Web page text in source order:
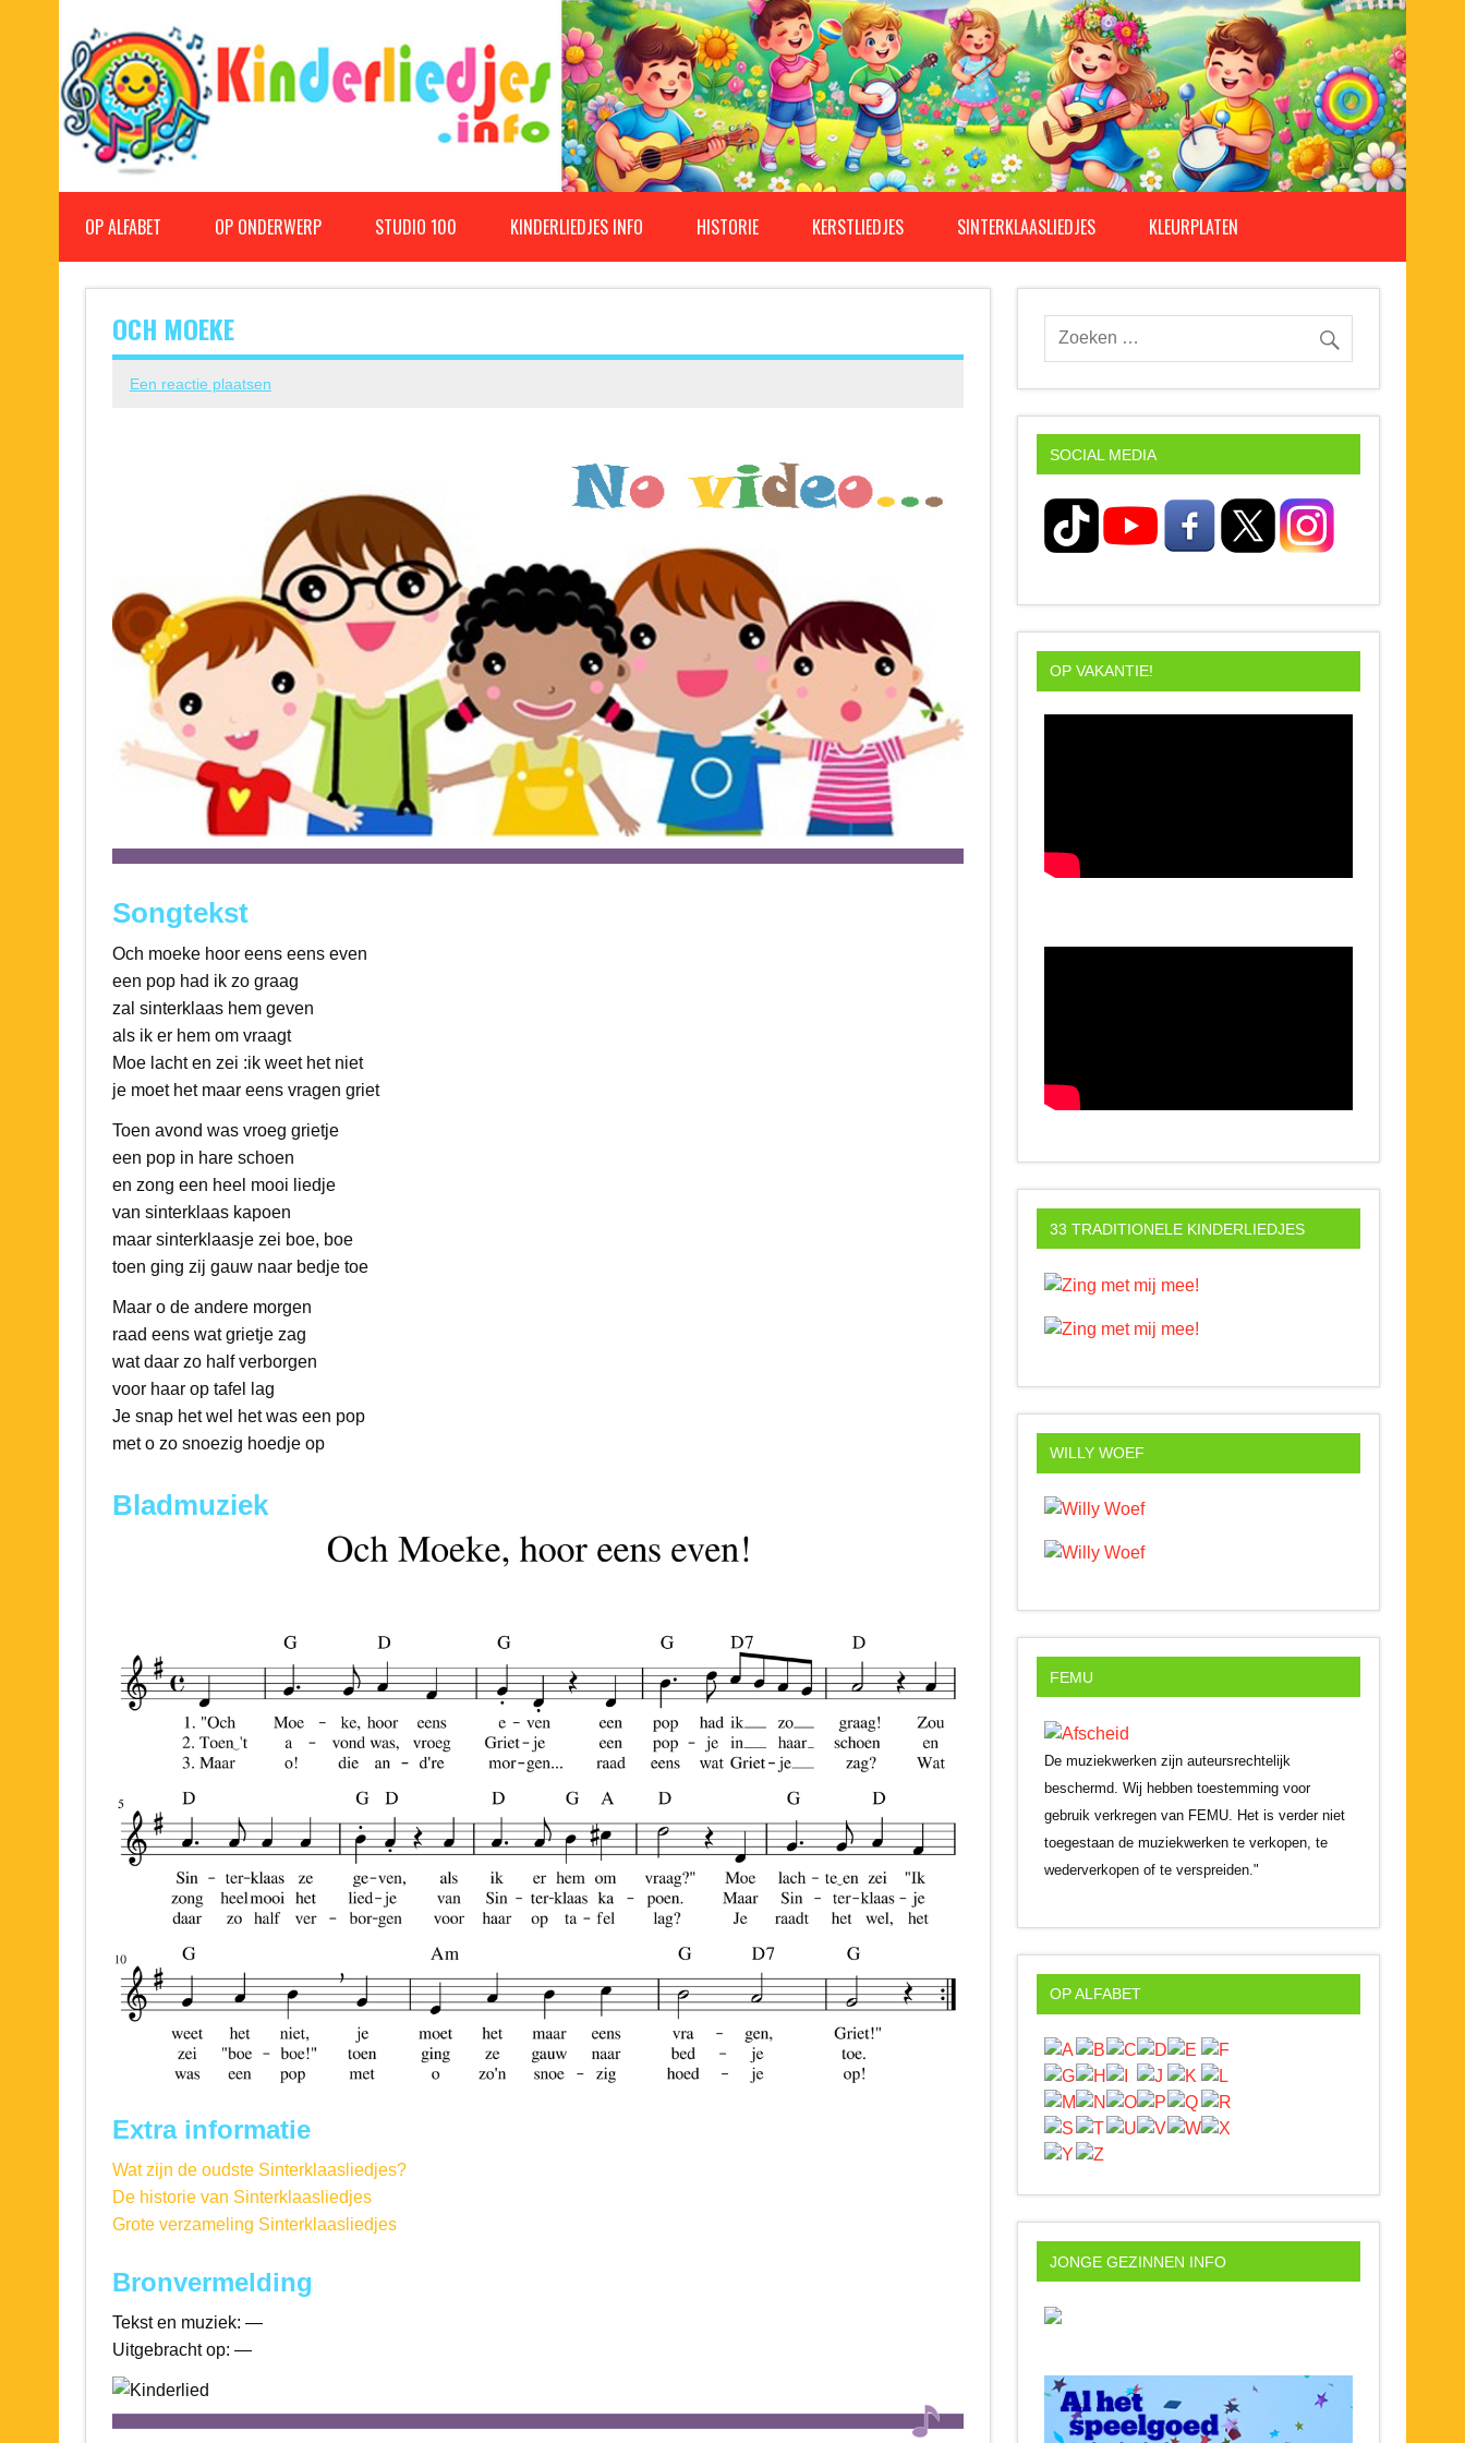
Kinderliedjes
OP ALFABET OP ONDERWERP STUDIO 100 KINDERLIEDJES INFO HISTORIE KERSTLIEDJES SINTERKLAASLIEDJES KLEURPLATEN
OCH MOEKE
Een reactie plaatsen
Songtekst
Och moeke hoor eens eens even
een pop had ik zo graag
zal sinterklaas hem geven
als ik er hem om vraagt
Moe lacht en zei :ik weet het niet
je moet het maar eens vragen griet
Toen avond was vroeg grietje
een pop in hare schoen
en zong een heel mooi liedje
van sinterklaas kapoen
maar sinterklaasje zei boe, boe
toen ging zij gauw naar bedje toe
Maar o de andere morgen
raad eens wat grietje zag
wat daar zo half verborgen
voor haar op tafel lag
Je snap het wel het was een pop
met o zo snoezig hoedje op
Bladmuziek
Extra informatie
Wat zijn de oudste Sinterklaasliedjes?
De historie van Sinterklaasliedjes
Grote verzameling Sinterklaasliedjes
Bronvermelding
Tekst en muziek: —
Uitgebracht op: —
SOCIAL MEDIA
OP VAKANTIE!
33 TRADITIONELE KINDERLIEDJES
WILLY WOEF
FEMU
De muziekwerken zijn auteursrechtelijk
beschermd. Wij hebben toestemming voor
gebruik verkregen van FEMU. Het is verder niet
toegestaan de muziekwerken te verkopen, te
wederverkopen of te verspreiden."
OP ALFABET
JONGE GEZINNEN INFO